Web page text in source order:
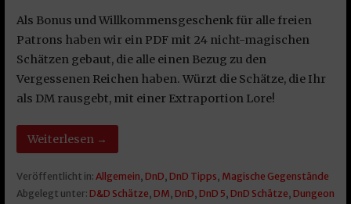
Als Bonus und Willkommensgeschenk für alle freien
Patrons haben wir ein PDF mit 24 nicht-magischen
Schätzen gebaut, die alle einen Bezug zu den
Vergessenen Reichen haben. Würzt die Schätze, die Ihr
als DM rausgebt, mit einer Extraportion Lore!
Weiterlesen →
Veröffentlicht in: Allgemein, DnD, DnD Tipps, Magische Gegenstände
Abgelegt unter: D&D Schätze, DM, DnD, DnD 5, DnD Schätze, Dungeon